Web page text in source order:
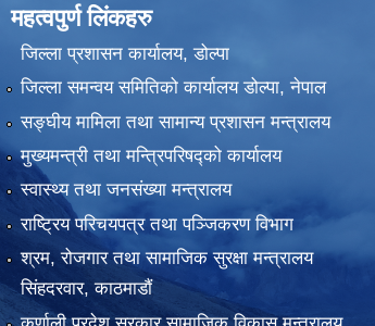
महत्वपुर्ण लिंकहरु
जिल्ला प्रशासन कार्यालय, डोल्पा
जिल्ला समन्वय समितिको कार्यालय डोल्पा, नेपाल
सङ्‍घीय मामिला तथा सामान्य प्रशासन मन्त्रालय
मुख्यमन्त्री तथा मन्त्रिपरिषद्को कार्यालय
स्वास्थ्य तथा जनसंख्या मन्त्रालय
राष्ट्रिय परिचयपत्र तथा पञ्जिकरण विभाग
श्रम, रोजगार तथा सामाजिक सुरक्षा मन्त्रालय
सिंहदरवार, काठमाडाैं